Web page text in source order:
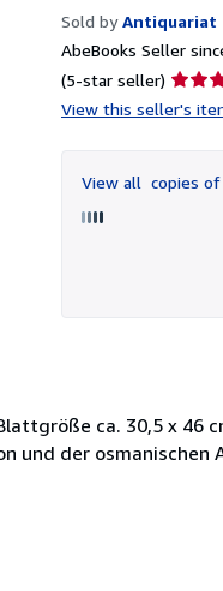
Sold by Antiquariat
AbeBooks Seller
(5-star seller) Seller
rating
of
5
View this seller's
View all copies
ca. 30,5 x 46
und der